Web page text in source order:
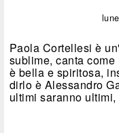
Paola Cortellesi è
sublime, canta
è bella e spiritosa,
dirlo è Alessandro
ultimi saranno